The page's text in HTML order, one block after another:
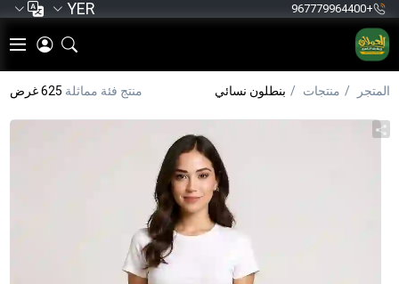
+967779964400
YER
المتجر منتجات بنطلون نسائي منتج فئة مماثلة 625 غرض